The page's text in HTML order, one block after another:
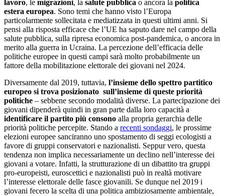
lavoro, le migrazioni, la salute pubblica o ancora la politica
estera europea. Sono temi che hanno visto l’Europa
particolarmente sollecitata e mediatizzata in questi ultimi anni. Si
pensi alla risposta efficace che l’UE ha saputo dare nel campo della
salute pubblica, sulla ripresa economica post-pandemica, o ancora in
merito alla guerra in Ucraina. La percezione dell’efficacia delle
politiche europee in questi campi sarà molto probabilmente un
fattore della mobilitazione elettorale dei giovani nel 2024.
Diversamente dal 2019, tuttavia, l’insieme dello spettro partitico
europeo si trova posizionato sull’insieme di queste priorità
politiche – sebbene secondo modalità diverse. La partecipazione dei
giovani dipenderà quindi in gran parte dalla loro capacità a
identificare il partito più consono alla propria gerarchia delle
priorità politiche percepite. Stando a recenti sondaggi, le prossime
elezioni europee sanciranno uno spostamento di seggi ecologisti a
favore di gruppi conservatori e nazionalisti. Seppur vero, questa
tendenza non implica necessariamente un declino nell’interesse dei
giovani a votare. Infatti, la strutturazione di un dibattito tra gruppi
pro-europeisti, euroscettici e nazionalisti può in realtà motivare
l’interesse elettorale delle fasce giovanili. Se dunque nel 2019 i
giovani fecero la scelta di una politica ambiziosamente ambientale,